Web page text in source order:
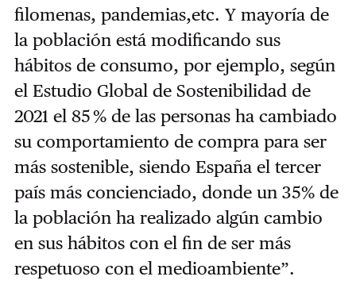
filomenas, pandemias,etc. Y mayoría de
la población está modificando sus
hábitos de consumo, por ejemplo, según
el Estudio Global de Sostenibilidad de
2021 el 85 % de las personas ha cambiado
su comportamiento de compra para ser
más sostenible, siendo España el tercer
país más concienciado, donde un 35% de
la población ha realizado algún cambio
en sus hábitos con el fin de ser más
respetuoso con el medioambiente”.